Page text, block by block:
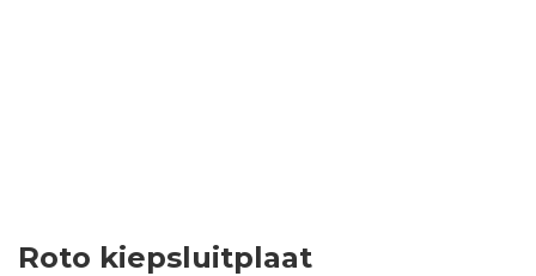
Login
Roto kiepsluitplaat